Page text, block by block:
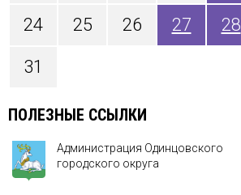
24 25 26 27 28
31
ПОЛЕЗНЫЕ ССЫЛКИ
Администрация Одинцовского
городского округа